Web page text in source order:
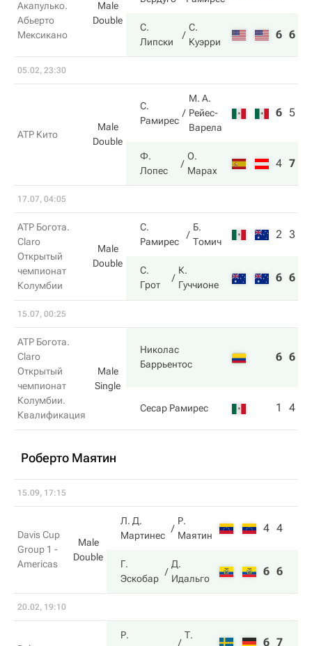
Акапулько.
Абьерто
Мексикано
Male
Double
С.
Липски
С.
Куэрри
6 6
05.02, 23:30
ATP Кито
Male
Double
С.
Рамирес
М. А.
Рейес-
Варела
6 5
Ф.
Лопес
О.
Марах
4 7
17.07, 04:05
ATP Богота.
Claro
Открытый
чемпионат
Колумбии
Male
Double
С.
Рамирес
Б.
Томич
2 3
С.
Грот
К.
Гуччионе
6 6
15.07, 00:25
ATP Богота.
Claro
Открытый
чемпионат
Колумбии.
Квалификация
Male
Single
Николас
Баррьентос
6 6
Сесар Рамирес 1 4
Роберто Маятин
15.09, 17:15
Davis Cup
Group 1 -
Americas
Male
Double
Л. Д.
Мартинес
Р.
Маятин
4 4
Г.
Эскобар
Д.
Идальго
6 6
20.02, 19:10
Р.
Т.
6 7